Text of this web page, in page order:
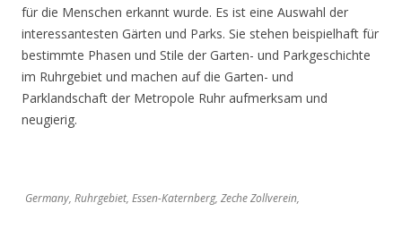
für die Menschen erkannt wurde. Es ist eine Auswahl der
interessantesten Gärten und Parks. Sie stehen beispielhaft für
bestimmte Phasen und Stile der Garten- und Parkgeschichte
im Ruhrgebiet und machen auf die Garten- und
Parklandschaft der Metropole Ruhr aufmerksam und
neugierig.
Germany, Ruhrgebiet, Essen-Katernberg, Zeche Zollverein,